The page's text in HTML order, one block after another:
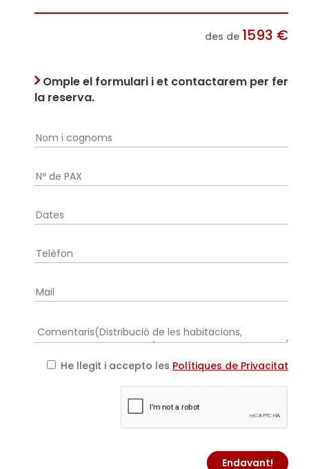
des de 1593 €
Omple el formulari i et contactarem per fer
la reserva.
He llegit i accepto les Polítiques de Privacitat
Endavant!